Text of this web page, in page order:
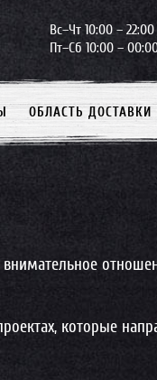
Вс–Чт 10:00 – 22:00
Пт–Сб 10:00 –
ОБЛАСТЬ ДОСТАВКИ
которые